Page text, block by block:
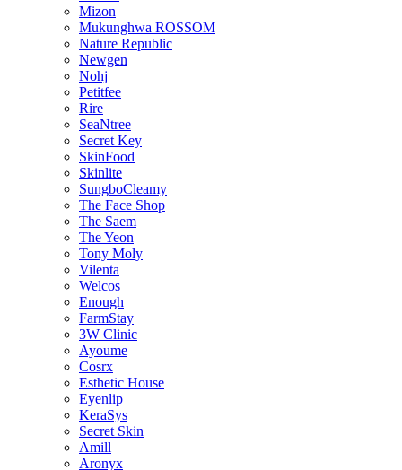
Mizon
Mukunghwa ROSSOM
Nature Republic
Newgen
Nohj
Petitfee
Rire
SeaNtree
Secret Key
SkinFood
Skinlite
SungboCleamy
The Face Shop
The Saem
The Yeon
Tony Moly
Vilenta
Welcos
Enough
FarmStay
3W Clinic
Ayoume
Cosrx
Esthetic House
Eyenlip
KeraSys
Secret Skin
Amill
Aronyx